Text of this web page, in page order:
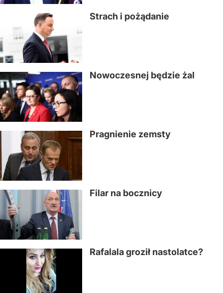
Strach i pożądanie
Nowoczesnej będzie żal
Pragnienie zemsty
Filar na bocznicy
Rafalala groził nastolatce?